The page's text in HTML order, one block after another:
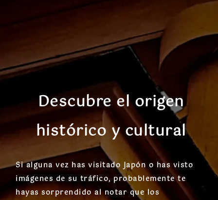
Descubre el origen
histórico y cultural
Si alguna vez has visitado Japón o has visto
imágenes de su tráfico, probablemente te
hayas sorprendido al notar que los